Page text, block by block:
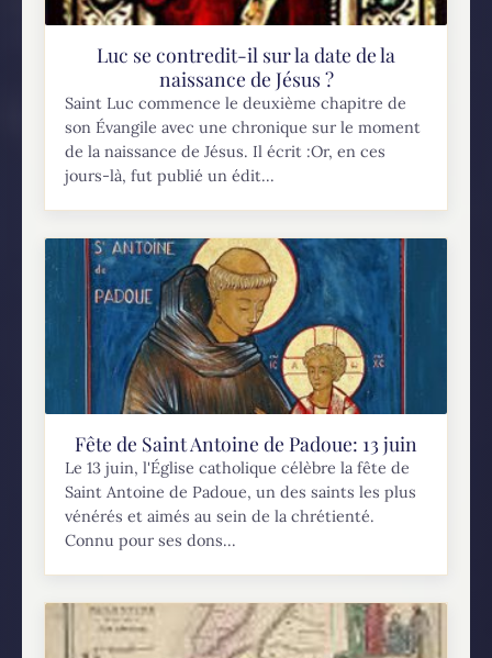
Luc se contredit-il sur la date de la
naissance de Jésus ?
Saint Luc commence le deuxième chapitre de
son Évangile avec une chronique sur le moment
de la naissance de Jésus. Il écrit :Or, en ces
jours-là, fut publié un édit...
Fête de Saint Antoine de Padoue: 13 juin
Le 13 juin, l'Église catholique célèbre la fête de
Saint Antoine de Padoue, un des saints les plus
vénérés et aimés au sein de la chrétienté.
Connu pour ses dons...